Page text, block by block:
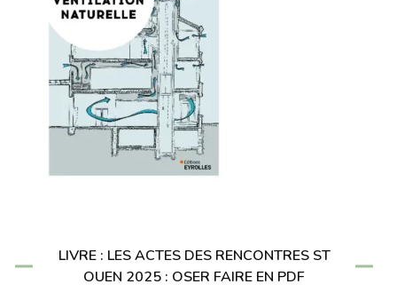
LIVRE : LES ACTES DES RENCONTRES ST
OUEN 2025 : OSER FAIRE EN PDF